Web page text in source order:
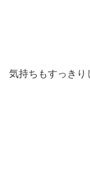
気持ちもすっきり